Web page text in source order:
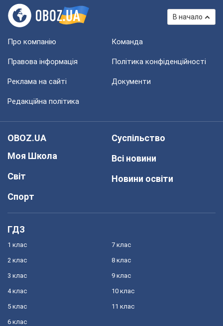
В начало
Про компанію Команда
Правова інформація Політика конфіденційності
Реклама на сайті Документи
Редакційна політика
OBOZ.UA
Моя Школа
Світ
Спорт
Суспільство
Всі новини
Новини освіти
ГДЗ
1 клас
2 клас
3 клас
4 клас
5 клас
6 клас
7 клас
8 клас
9 клас
10 клас
11 клас